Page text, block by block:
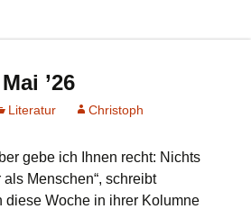
’26
Literatur Christoph
gebe ich Ihnen recht: Nichts
Menschen“, schreibt
diese Woche in ihrer Kolumne